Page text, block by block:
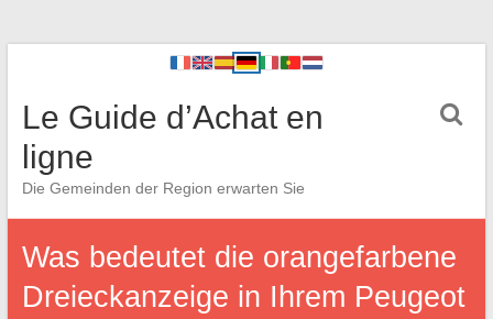
Le Guide d’Achat en
ligne
Die Gemeinden der Region erwarten Sie
Was bedeutet die orangefarbene
Dreieckanzeige in Ihrem Peugeot